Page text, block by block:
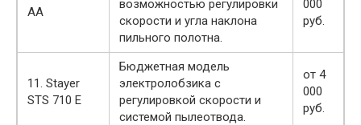
AA
возможностью регулировки
скорости и угла наклона
пильного полотна.
000
руб.
11. Stayer
STS 710 E
Бюджетная модель
электролобзика с
регулировкой скорости и
системой пылеотвода.
от 4
000
руб.